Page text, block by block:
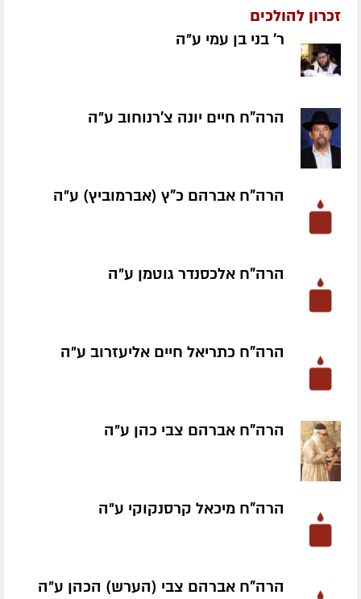
זכרון להולכים
ר' בני בן עמי ע״ה
הרה"ח חיים יונה צ'רנוחוב ע״ה
הרה"ח אברהם כ"ץ (אברמוביץ) ע״ה
הרה"ח אלכסנדר גוטמן ע״ה
הרה"ח כתריאל חיים אליעזרוב ע״ה
הרה"ח אברהם צבי כהן ע״ה
הרה"ח מיכאל קרסנקוקי ע״ה
הרה"ח אברהם צבי (הערש) הכהן ע״ה